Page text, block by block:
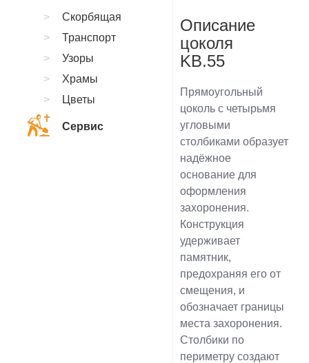
Описание
цоколя
KB.55
Прямоугольный
цоколь с четырьмя
угловыми
столбиками образует
надёжное
основание для
оформления
захоронения.
Конструкция
удерживает
памятник,
предохраняя его от
смещения, и
обозначает границы
места захоронения.
Столбики по
периметру создают
Скорбящая
Транспорт
Узоры
Храмы
Цветы
Сервис